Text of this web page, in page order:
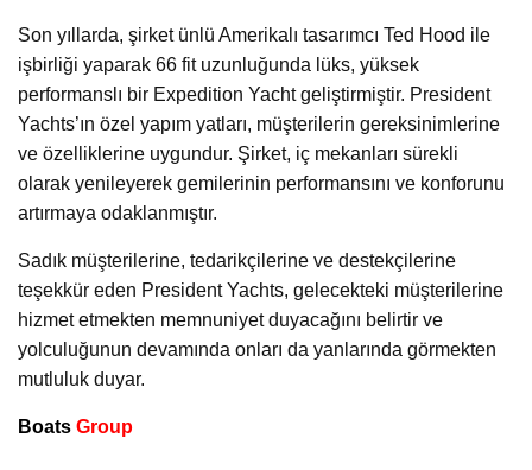
Son yıllarda, şirket ünlü Amerikalı tasarımcı Ted Hood ile
işbirliği yaparak 66 fit uzunluğunda lüks, yüksek
performanslı bir Expedition Yacht geliştirmiştir. President
Yachts’ın özel yapım yatları, müşterilerin gereksinimlerine
ve özelliklerine uygundur. Şirket, iç mekanları sürekli
olarak yenileyerek gemilerinin performansını ve konforunu
artırmaya odaklanmıştır.
Sadık müşterilerine, tedarikçilerine ve destekçilerine
teşekkür eden President Yachts, gelecekteki müşterilerine
hizmet etmekten memnuniyet duyacağını belirtir ve
yolculuğunun devamında onları da yanlarında görmekten
mutluluk duyar.
Boats Group